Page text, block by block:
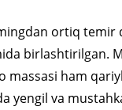
ortiq temir
birlashtirilgan.
massasi ham
yengil va